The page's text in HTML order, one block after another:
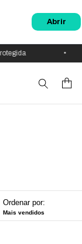
Abrir
•
Ordenar por:
Mais vendidos